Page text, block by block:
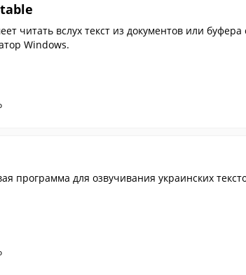
читать вслух текст из документов или
Windows.
программа для озвучивания украинских